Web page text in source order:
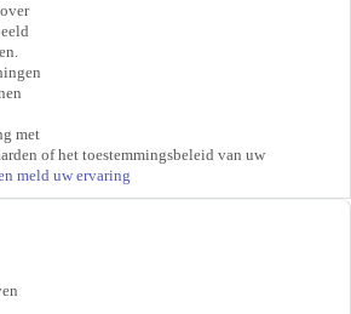
met
of het toestemmingsbeleid van uw
meld uw ervaring